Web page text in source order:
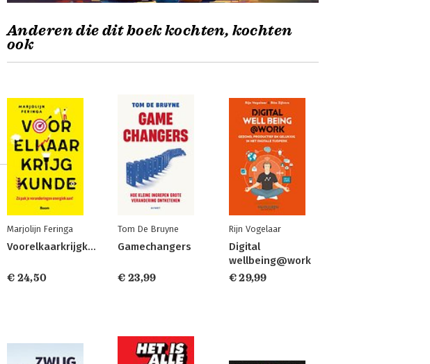
Anderen die dit boek kochten, kochten
ook
Marjolijn Feringa
Voorelkaarkrijgkunde
€ 24,50
Tom De Bruyne
Gamechangers
€ 23,99
Rijn Vogelaar
Digital
wellbeing@work
€ 29,99